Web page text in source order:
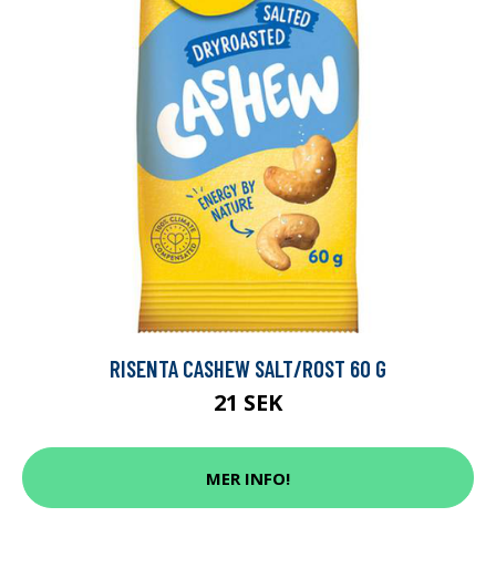
RISENTA CASHEW SALT/ROST 60 G
21 SEK
MER INFO!